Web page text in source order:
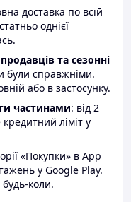
доставка по всій
однієї
продавців та сезонні
справжніми.
або в застосунку.
частинами: від 2
ліміт у
«Покупки» в App
у Google Play.
коли.